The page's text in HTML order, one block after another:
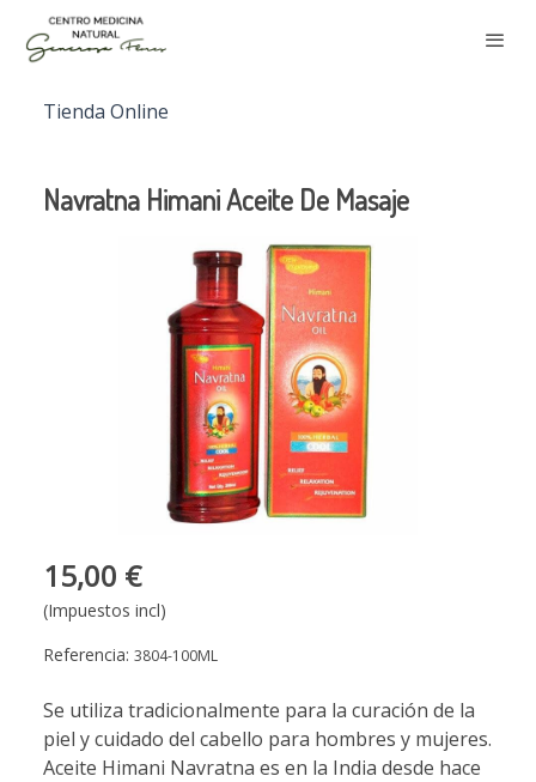
Tienda Online
Navratna Himani Aceite De Masaje
15,00 €
(Impuestos incl)
Referencia: 3804-100ML
Se utiliza tradicionalmente para la curación de la
piel y cuidado del cabello para hombres y mujeres.
Aceite Himani Navratna es en la India desde hace